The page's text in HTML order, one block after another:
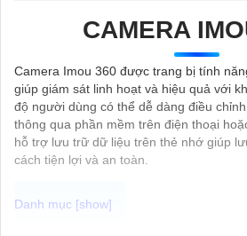
CAMERA
Camera Imou 360 được trang bị tính
giúp giám sát linh hoạt và hiệu quả với
độ người dùng có thể dễ dàng điều
thông qua phần mềm trên điện thoại
hỗ trợ lưu trữ dữ liệu trên thẻ nhớ giúp
cách tiện lợi và an toàn.